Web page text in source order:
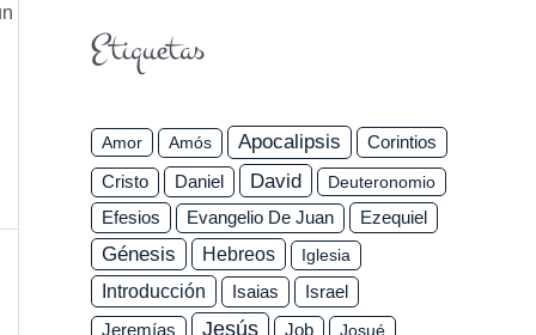
Etiquetas
Amor Amós Apocalipsis Corintios
Cristo Daniel David Deuteronomio
Efesios Evangelio De Juan Ezequiel
Génesis Hebreos Iglesia
Introducción Isaias Israel
Jeremías Jesús Job Josué